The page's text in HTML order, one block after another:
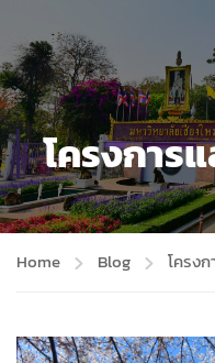
โครงการ
Home Blog โครง